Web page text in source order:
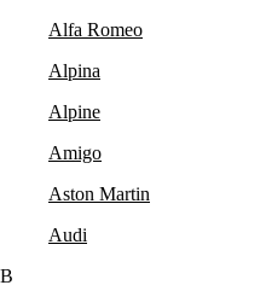
Alfa Romeo
Alpina
Alpine
Amigo
Aston Martin
Audi
B